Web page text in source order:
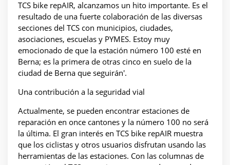
TCS bike repAIR, alcanzamos un hito importante. Es el
resultado de una fuerte colaboración de las diversas
secciones del TCS con municipios, ciudades,
asociaciones, escuelas y PYMES. Estoy muy
emocionado de que la estación número 100 esté en
Berna; es la primera de otras cinco en suelo de la
ciudad de Berna que seguirán'.
Una contribución a la seguridad vial
Actualmente, se pueden encontrar estaciones de
reparación en once cantones y la número 100 no será
la última. El gran interés en TCS bike repAIR muestra
que los ciclistas y otros usuarios disfrutan usando las
herramientas de las estaciones. Con las columnas de